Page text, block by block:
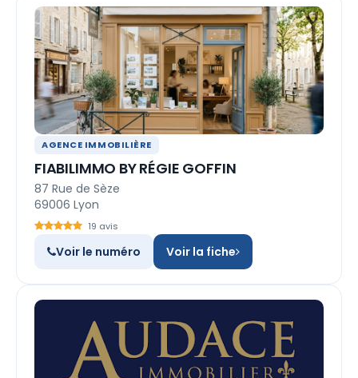
AGENCE IMMOBILIÈRE
FIABILIMMO BY RÉGIE GOFFIN
87 Rue de Sèze
69006 Lyon
19 avis
Voir le numéro Voir la fiche